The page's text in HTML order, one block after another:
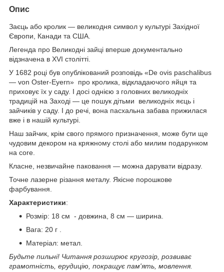
Опис
Заєць або кролик — великодня символ у культурі Західної
Європи, Канади та США.
Легенда про Великодні зайці вперше документально
відзначена в XVI столітті.
У 1682 році був опублікований розповідь «De ovis paschalibus
— von Oster-Eyern» про кролика, відкладаючого яйця та
приховує їх у саду. І досі однією з головних великодніх
традицій на Заході — це пошук дітьми великодніх яєць і
зайчиків у саду. І до речі, вона пасхальна забава прижилася
вже і в нашій культурі.
Наш зайчик, крім свого прямого призначення, може бути ще
чудовим декором на кряжному столі або милим подарунком
на core.
Класне, незвичайне паковання — можна дарувати відразу.
Точне лазерне різання металу. Якісне порошкове
фарбування.
Характеристики:
Розмір: 18 см - довжина, 8 см — ширина.
Вага: 20 г .
Матеріал: метал.
Будьте пильні! Читання розширює кругозір, розвиває
грамотність, ерудицію, покращує пам'ять, мовлення.